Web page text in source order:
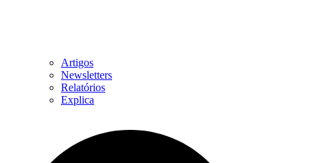
Artigos
Newsletters
Relatórios
Explica